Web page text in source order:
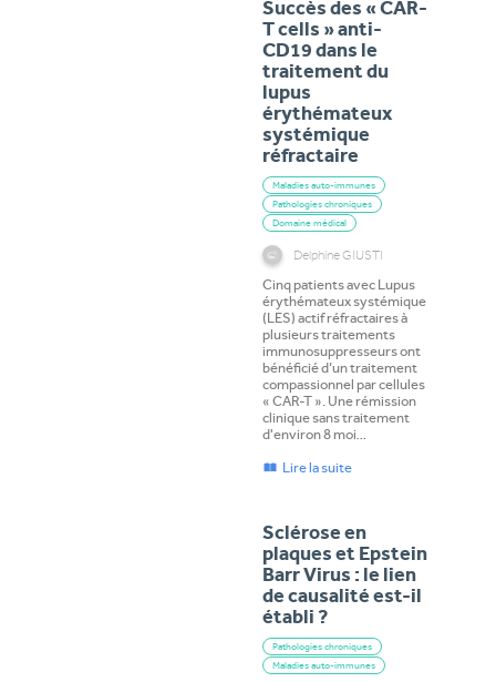
Succès des « CAR-
T cells » anti-
CD19 dans le
traitement du
lupus
érythémateux
systémique
réfractaire
Maladies auto-immunes
Pathologies chroniques
Domaine médical
Delphine GIUSTI
Cinq patients avec Lupus
érythémateux systémique
(LES) actif réfractaires à
plusieurs traitements
immunosuppresseurs ont
bénéficié d’un traitement
compassionnel par cellules
« CAR-T ». Une rémission
clinique sans traitement
d'environ 8 moi…
Lire la suite
Sclérose en
plaques et Epstein
Barr Virus : le lien
de causalité est-il
établi ?
Pathologies chroniques
Maladies auto-immunes